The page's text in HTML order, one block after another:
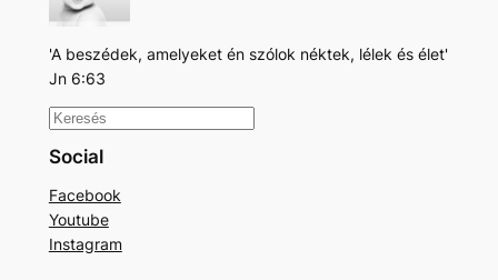
'A beszédek, amelyeket én szólok néktek, lélek és élet'
Jn 6:63
K
e
e
s
Social
Facebook
Youtube
Instagram